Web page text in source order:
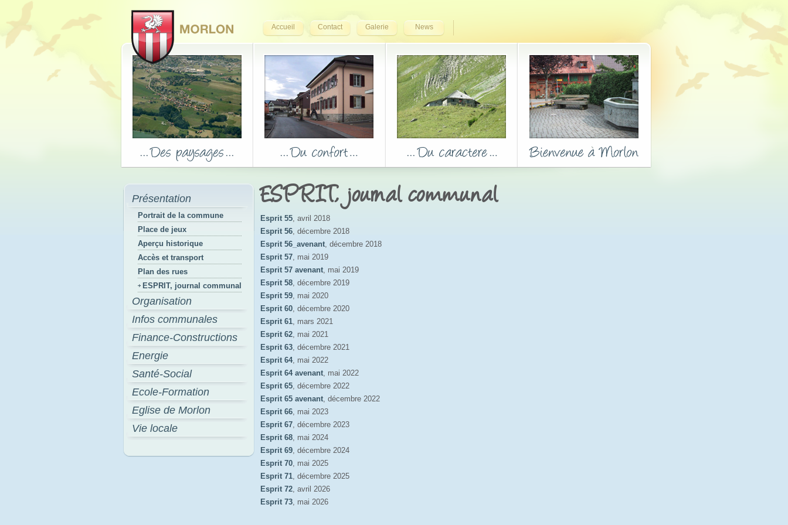
Accueil Contact Galerie News
Présentation
Portrait de la commune
Place de jeux
Aperçu historique
Accès et transport
Plan des rues
ESPRIT, journal communal
Organisation
Infos communales
Finance-Constructions
Energie
Santé-Social
Ecole-Formation
Eglise de Morlon
Vie locale
ESPRIT, journal communal
Esprit 55, avril 2018
Esprit 56, décembre 2018
Esprit 56_avenant, décembre 2018
Esprit 57, mai 2019
Esprit 57 avenant, mai 2019
Esprit 58, décembre 2019
Esprit 59, mai 2020
Esprit 60, décembre 2020
Esprit 61, mars 2021
Esprit 62, mai 2021
Esprit 63, décembre 2021
Esprit 64, mai 2022
Esprit 64 avenant, mai 2022
Esprit 65, décembre 2022
Esprit 65 avenant, décembre 2022
Esprit 66, mai 2023
Esprit 67, décembre 2023
Esprit 68, mai 2024
Esprit 69, décembre 2024
Esprit 70, mai 2025
Esprit 71, décembre 2025
Esprit 72, avril 2026
Esprit 73, mai 2026